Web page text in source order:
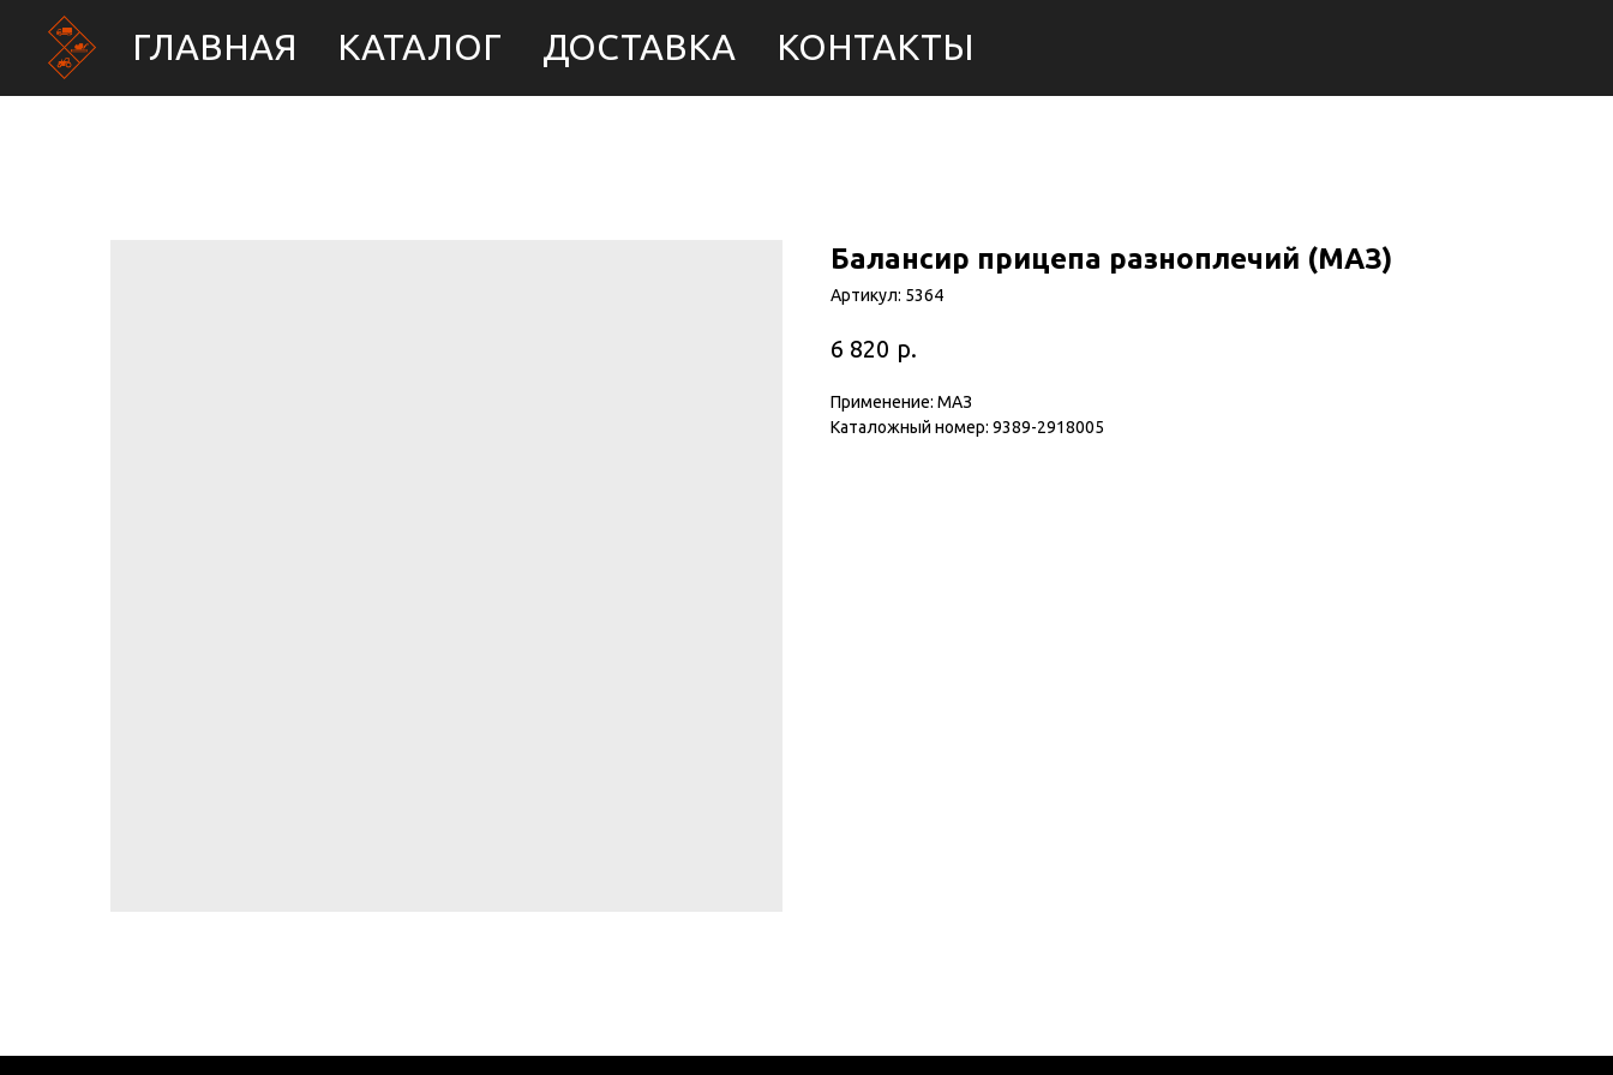
ГЛАВНАЯ КАТАЛОГ ДОСТАВКА КОНТАКТЫ
Балансир прицепа разноплечий (МАЗ)
Артикул: 5364
6 820 р.
Применение: МАЗ
Каталожный номер: 9389-2918005